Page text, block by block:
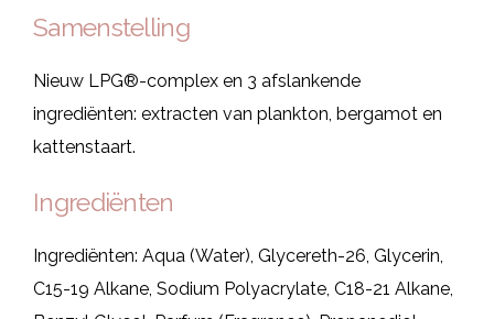
Samenstelling
Nieuw LPG®-complex en 3 afslankende
ingrediënten: extracten van plankton, bergamot en
kattenstaart.
Ingrediënten
Ingrediënten: Aqua (Water), Glycereth-26, Glycerin,
C15-19 Alkane, Sodium Polyacrylate, C18-21 Alkane,